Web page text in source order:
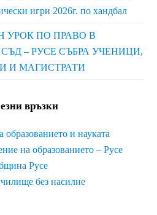
игри 2026г. по хандбал
УРОК ПО ПРАВО В
– РУСЕ СЪБРА УЧЕНИЦИ,
И МАГИСТРАТИ
връзки
и науката
на образованието – Русе
Русе
без насилие